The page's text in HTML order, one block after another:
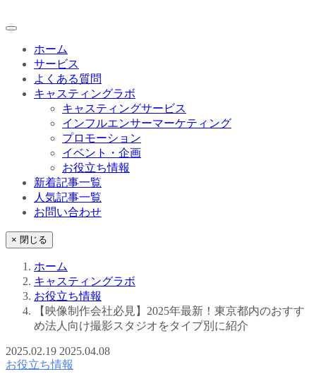
ホーム
サービス
よくある質問
キャスティングラボ
キャスティングサービス
インフルエンサーマーケティング
プロモーション
イベント・企画
お役立ち情報
新着記事一覧
人気記事一覧
お問い合わせ
× 閉じる
ホーム
キャスティングラボ
お役立ち情報
【映像制作会社必見】2025年最新！東京都内のおすす
め法人向け撮影スタジオをタイプ別に紹介
2025.02.19 2025.04.08
お役立ち情報